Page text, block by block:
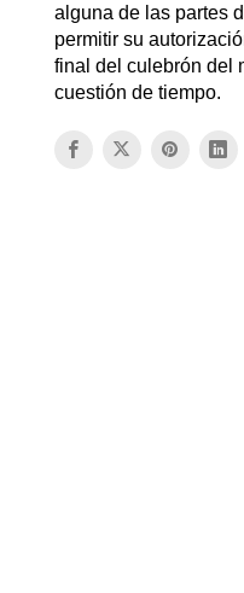
alguna de las partes
permitir su
final del culebrón del
cuestión de tiempo.